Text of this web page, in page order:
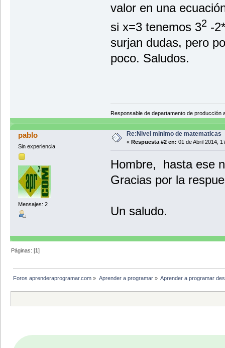
valor en una
si x=3 tenemos 32-
surjan dudas, pero
poco. Saludos.
Responsable de departamento de producción
pablo
Sin experiencia
Mensajes: 2
Re:Nivel minimo de matematicas
« Respuesta #2 en: 01 de Abril 2014,
Hombre, hasta ese
Gracias por la
Un saludo.
Páginas: [1]
Foros aprenderaprogramar.com » Aprender a programar» Aprender a programar